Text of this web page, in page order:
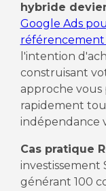
hybride
Google Ads
référencement
l'intention
construisant
approche
rapidement
indépendance
Cas pratique
investissement
générant 100